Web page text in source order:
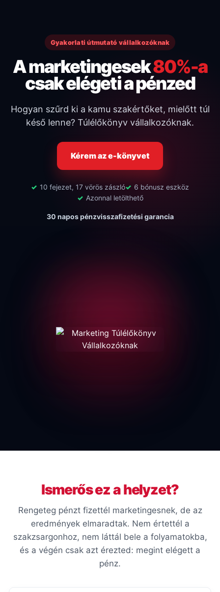
Gyakorlati útmutató vállalkozóknak
A marketingesek80%-a
csak elégeti a pénzed
Hogyan szűrd ki a kamu szakértőket, mielőtt túl
késő lenne? Túlélőkönyv vállalkozóknak.
Kérem az e-könyvet
10 fejezet, 17 vörös zászló
6 bónusz eszköz
Azonnal letölthető
30 napos pénzvisszafizetési garancia
Ismerős ez a helyzet?
Rengeteg pénzt fizettél marketingesnek, de az
eredmények elmaradtak. Nem értettél a
szakzsargonhoz, nem láttál bele a folyamatokba,
és a végén csak azt érezted: megint elégett a
pénz.